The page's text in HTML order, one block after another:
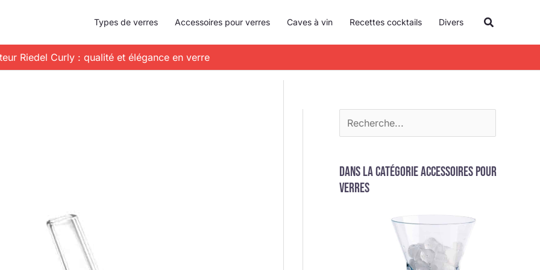
Types de verres Accessoires pour verres Caves à vin Recettes cocktails Divers
Riedel Curly : qualité et élégance en verre
c
h
e
r
Dans la catégorie Accessoires pour
verres